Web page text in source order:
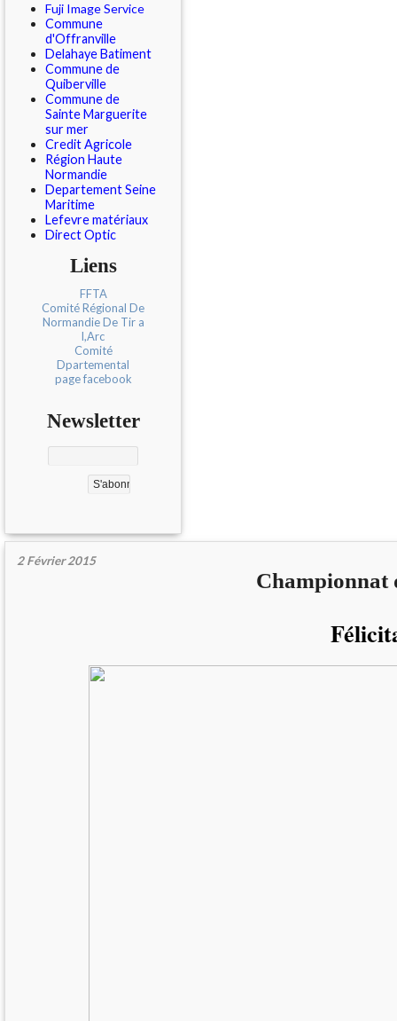
Fuji Image Service
Commune
d'Offranville
Delahaye Batiment
Commune de
Quiberville
Commune de
Sainte Marguerite
sur mer
Credit Agricole
Région Haute
Normandie
Departement Seine
Maritime
Lefevre matériaux
Direct Optic
Liens
FFTA
Comité Régional De
Normandie De Tir a
l,Arc
Comité
Dpartemental
page facebook
Newsletter
2 Février 2015
Championnat